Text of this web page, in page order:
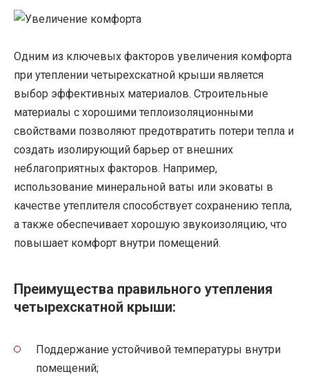
Одним из ключевых факторов увеличения комфорта
при утеплении четырехскатной крыши является
выбор эффективных материалов. Строительные
материалы с хорошими теплоизоляционными
свойствами позволяют предотвратить потери тепла и
создать изолирующий барьер от внешних
неблагоприятных факторов. Например,
использование минеральной ваты или эковаты в
качестве утеплителя способствует сохранению тепла,
а также обеспечивает хорошую звукоизоляцию, что
повышает комфорт внутри помещений.
Преимущества правильного утепления
четырехскатной крыши:
Поддержание устойчивой температуры внутри
помещений;